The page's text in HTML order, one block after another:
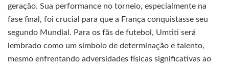
geração. Sua performance no torneio, especialmente na
fase final, foi crucial para que a França conquistasse seu
segundo Mundial. Para os fãs de futebol, Umtiti será
lembrado como um símbolo de determinação e talento,
mesmo enfrentando adversidades físicas significativas ao